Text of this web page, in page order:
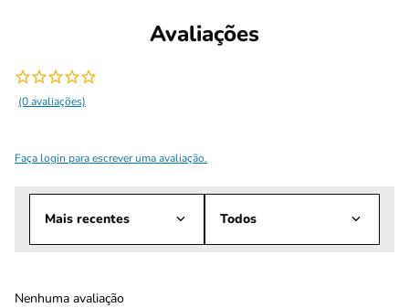
Avaliações
(0 avaliações)
Faça login para escrever uma avaliação.
Mais recentes Todos
Nenhuma avaliação